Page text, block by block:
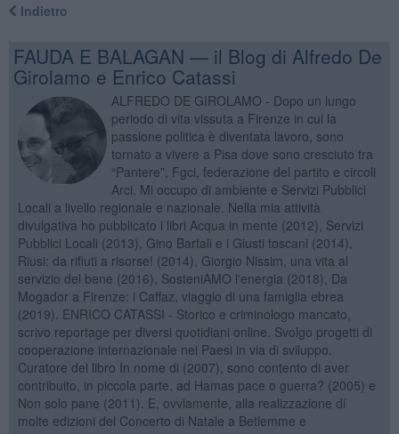
Indietro
FAUDA E BALAGAN — il Blog di Alfredo De
Girolamo e Enrico Catassi
ALFREDO DE GIROLAMO - Dopo un lungo
periodo di vita vissuta a Firenze in cui la
passione politica è diventata lavoro, sono
tornato a vivere a Pisa dove sono cresciuto tra
“Pantere”, Fgci, federazione del partito e circoli
Arci. Mi occupo di ambiente e Servizi Pubblici
Locali a livello regionale e nazionale. Nella mia attività
divulgativa ho pubblicato i libri Acqua in mente (2012), Servizi
Pubblici Locali (2013), Gino Bartali e i Giusti toscani (2014),
Riusi: da rifiuti a risorse! (2014), Giorgio Nissim, una vita al
servizio del bene (2016), SosteniAMO l'energia (2018), Da
Mogador a Firenze: i Caffaz, viaggio di una famiglia ebrea
(2019). ENRICO CATASSI - Storico e criminologo mancato,
scrivo reportage per diversi quotidiani online. Svolgo progetti di
cooperazione internazionale nei Paesi in via di sviluppo.
Curatore del libro In nome di (2007), sono contento di aver
contribuito, in piccola parte, ad Hamas pace o guerra? (2005) e
Non solo pane (2011). E, ovviamente, alla realizzazione di
molte edizioni del Concerto di Natale a Betlemme e